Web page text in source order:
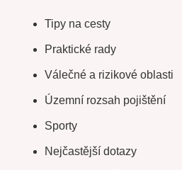
Tipy na cesty
Praktické rady
Válečné a rizikové oblasti
Územní rozsah pojištění
Sporty
Nejčastější dotazy